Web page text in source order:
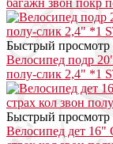
багажн звон
Быстрый просмотр
Велосипед подр
полу-слик 2,4" *1
Быстрый просмотр
Велосипед дет